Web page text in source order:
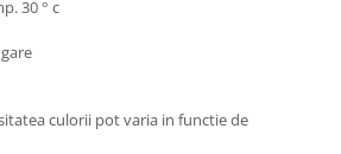
30 ° c
culorii pot varia in functie de